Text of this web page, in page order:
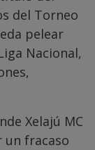
del Torneo
pelear
Nacional,
Xelajú MC
un fracaso